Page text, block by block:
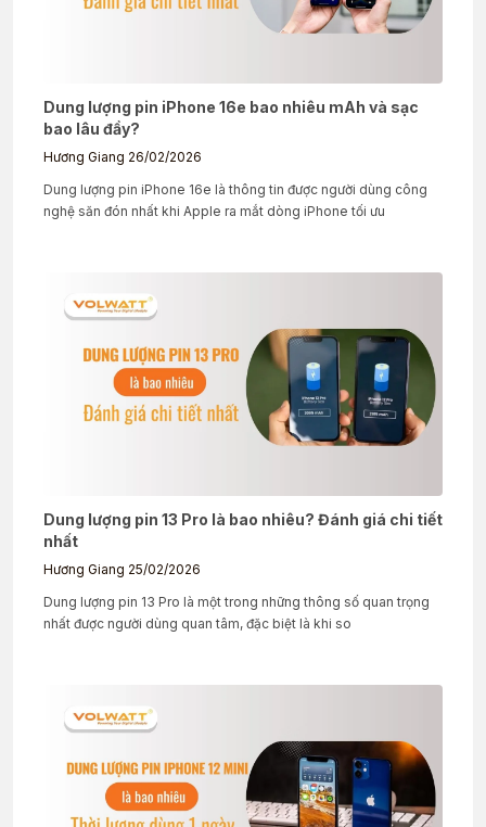
Dung lượng pin iPhone 16e bao nhiêu mAh và sạc
bao lâu đầy?
Hương Giang 26/02/2026
Dung lượng pin iPhone 16e là thông tin được người dùng công
nghệ săn đón nhất khi Apple ra mắt dòng iPhone tối ưu
Dung lượng pin 13 Pro là bao nhiêu? Đánh giá chi tiết
nhất
Hương Giang 25/02/2026
Dung lượng pin 13 Pro là một trong những thông số quan trọng
nhất được người dùng quan tâm, đặc biệt là khi so